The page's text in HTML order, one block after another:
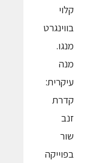
קלוי
בווינגרט
מנגו.
מנה
עיקרית:
קדרת
זנב
שור
בפוייקה